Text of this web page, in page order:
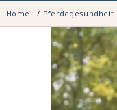
Home Pferdegesundheit